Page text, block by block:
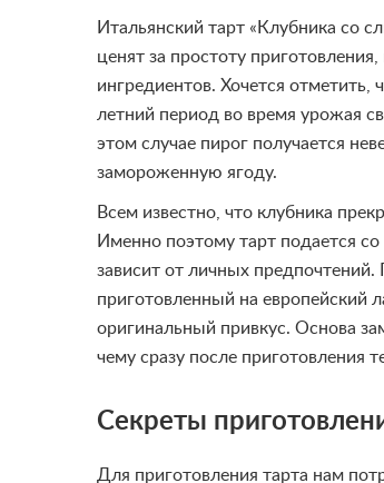
Итальянский тарт «Клубника со
ценят за простоту
ингредиентов. Хочется
летний период во время урожая
этом случае пирог получается
замороженную ягоду.
Всем известно, что клубника
Именно поэтому тарт подается
зависит от личных
приготовленный на европейский
оригинальный привкус. Основа
чему сразу после приготовления
Секреты
Для приготовления тарта нам